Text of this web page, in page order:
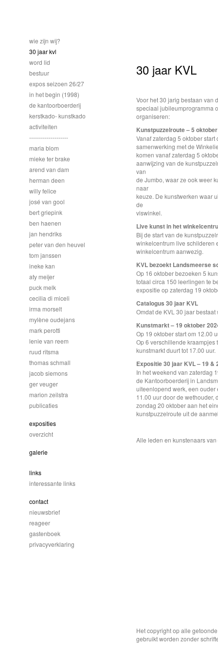
30 jaar KVL
Voor het 30 jarig bestaan van
speciaal jubileumprogramma
organiseren:
Kunstpuzzelroute – 5
Vanaf zaterdag 5 oktober
samenwerking met de
komen vanaf zaterdag 5
aanwijzing van de
van
de Jumbo, waar ze ook weer
naar
keuze. De kunstwerken waar
de
viswinkel.
Live kunst in het
Bij de start van de
winkelcentrum live schilderen
winkelcentrum aanwezig.
KVL bezoekt Landsmeerse
Op 16 oktober bezoeken 5
totaal circa 150 leerlingen te
expositie op zaterdag 19
Catalogus 30 jaar KVL
Omdat de KVL 30 jaar
Kunstmarkt – 19 oktober
Op 19 oktober start om 12.00
Op 6 verschillende kraampjes
kunstmarkt duurt tot 17.00 uur.
Expositie 30 jaar KVL – 19 &
In het weekend van zaterdag
de Kantoorboerderij in
uiteenlopend werk, een ouder
11.00 uur door de wethouder,
zondag 20 oktober aan het
kunstpuzzelroute uit de
Alle leden en kunstenaars
wie zijn wij?
30 jaar kvl
word lid
bestuur
expos seizoen 26/27
in het begin (1998)
de kantoorboerderij
kerstkado- kunstkado
activiteiten
--------------------
maria blom
mieke ter brake
arend van dam
herman deen
willy felice
josé van gool
bert griepink
ben haenen
jan hendriks
peter van den heuvel
tom janssen
ineke kan
aty meijer
puck melk
cecilia di miceli
irma morselt
mylène oudejans
mark perotti
lenie van reem
ruud ritsma
thomas schmall
jacob siemons
ger veuger
marion zeilstra
publicaties
exposities
overzicht
galerie
links
interessante links
contact
nieuwsbrief
reageer
gastenboek
privacyverklaring
Het copyright op alle
gebruikt worden zonder